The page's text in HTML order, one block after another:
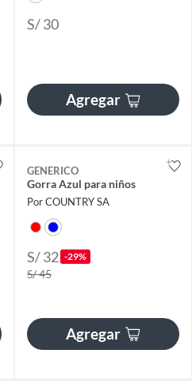
S/ 30
Agregar
GENERICO
Gorra Azul para niños
Por COUNTRY SA
S/ 32 -29%
S/ 45
Agregar